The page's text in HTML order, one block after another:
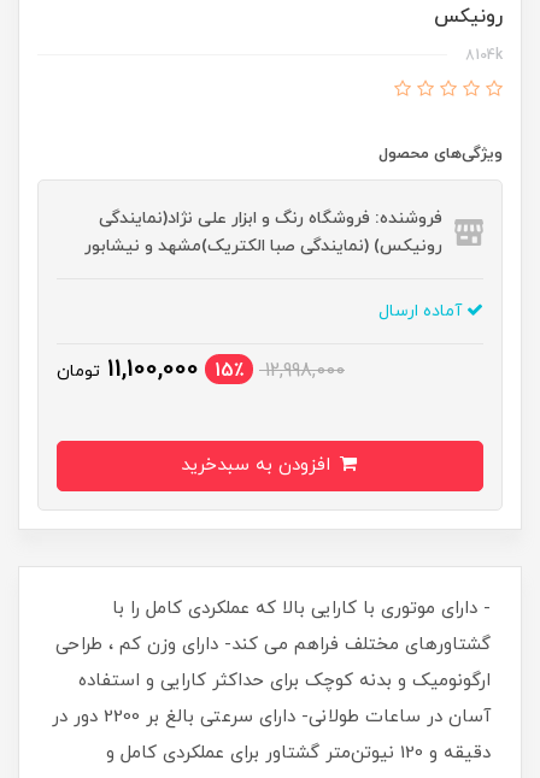
رونیکس
8104k
ویژگی‌های محصول
فروشنده: فروشگاه رنگ و ابزار علی نژاد(نمایندگی
رونیکس) (نمایندگی صبا الکتریک)مشهد و نیشابور
آماده ارسال
12,998,000 15٪ 11,100,000 تومان
- دارای موتوری با کارایی بالا که عملکردی کامل را با
گشتاورهای مختلف فراهم می کند- دارای وزن کم ، طراحی
ارگونومیک و بدنه کوچک برای حداکثر کارایی و استفاده
آسان در ساعات طولانی- دارای سرعتی بالغ بر 2200 دور در
دقیقه و 120 نیوتن‌متر گشتاور برای عملکردی کامل و